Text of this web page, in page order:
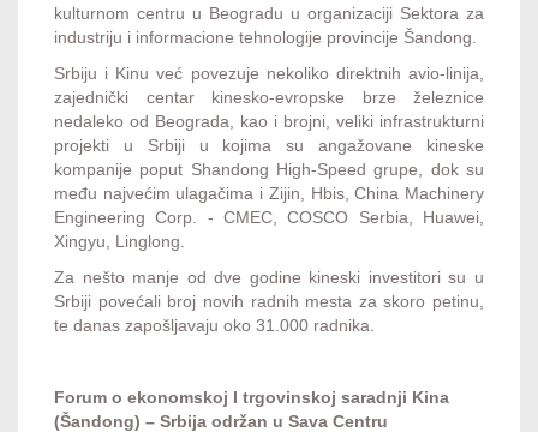
kulturnom centru u Beogradu u organizaciji Sektora za
industriju i informacione tehnologije provincije Šandong.
Srbiju i Kinu već povezuje nekoliko direktnih avio-linija,
zajednički centar kinesko-evropske brze železnice
nedaleko od Beograda, kao i brojni, veliki infrastrukturni
projekti u Srbiji u kojima su angažovane kineske
kompanije poput Shandong High-Speed grupe, dok su
među najvećim ulagačima i Zijin, Hbis, China Machinery
Engineering Corp. - CMEC, COSCO Serbia, Huawei,
Xingyu, Linglong.
Za nešto manje od dve godine kineski investitori su u
Srbiji povećali broj novih radnih mesta za skoro petinu,
te danas zapošljavaju oko 31.000 radnika.
Forum o ekonomskoj I trgovinskoj saradnji Kina
(Šandong) – Srbija održan u Sava Centru